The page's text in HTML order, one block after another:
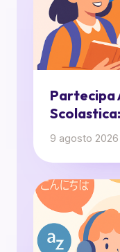
Partecipa
9 agosto 2026